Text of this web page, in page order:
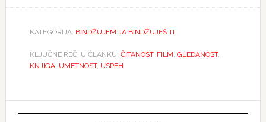
KATEGORIJA: BINDŽUJEM JA BINDŽUJEŠ TI
KLJUČNE REČI U ČLANKU: ČITANOST, FILM, GLEDANOST,
KNJIGA, UMETNOST, USPEH
Primary